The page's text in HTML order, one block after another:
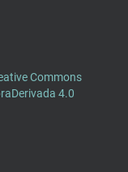
Commons
4.0